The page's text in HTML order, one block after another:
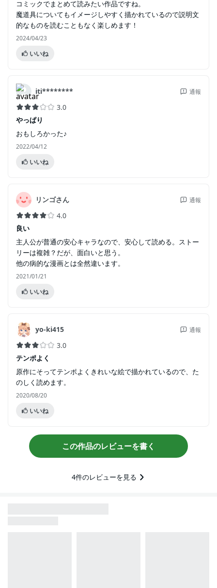
コミックでまとめて読みたい作品ですね。
魔道具についてもイメージしやすく描かれているので説明文
的なものを読むこともなく楽しめます！
2024/04/23
いいね
iti******** 通報
3.0
やっぱり
おもしろかった♪
2022/04/12
いいね
リンゴさん 通報
4.0
良い
主人公が普通の安心キャラなので、安心して読める。ストー
リーは複雑？だが、面白いと思う。
他の病的な漫画とは全然違います。
2021/01/21
いいね
yo-ki415 通報
3.0
テンポよく
原作にそってテンポよくきれいな絵で描かれているので、た
のしく読めます。
2020/08/20
いいね
この作品のレビューを書く
4件のレビューを見る